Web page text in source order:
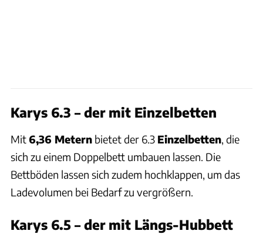
Karys 6.3 – der mit Einzelbetten
Mit6,36 Metern bietet der 6.3 Einzelbetten, die
sich zu einem Doppelbett umbauen lassen. Die
Bettböden lassen sich zudem hochklappen, um das
Ladevolumen bei Bedarf zu vergrößern.
Karys 6.5 – der mit Längs-Hubbett